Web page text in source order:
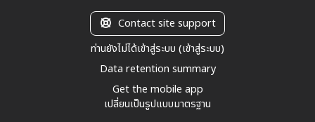
Contact site support
ท่านยังไม่ได้เข้าสู่ระบบ (เข้าสู่ระบบ)
Data retention summary
Get the mobile app
เปลี่ยนเป็นรูปแบบมาตรฐาน